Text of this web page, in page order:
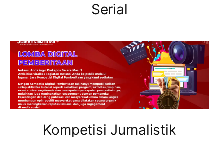
Serial
Kompetisi Jurnalistik